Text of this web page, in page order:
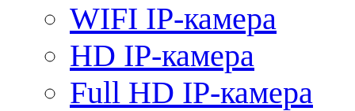
WIFI IP-камера
HD IP-камера
Full HD IP-камера